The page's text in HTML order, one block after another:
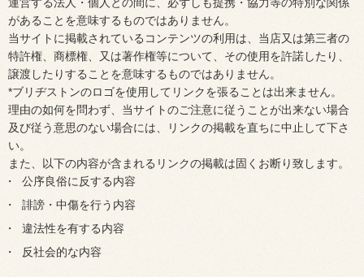
があることを意味するものではありません。
当サイトに掲載されているコンテンツの利用は、当店又は第三者の
特許権、商標権、又は著作権等について、その使用を許諾したり、
譲渡したりすることを意味するものではありません。
*ブリヂストンのロゴを使用してリンクを張ることは出来ません。
理由の如何を問わず、当サイトのご注意に従うことが出来ない場合
及び従う意思のない場合には、リンクの掲載を直ちに中止して下さ
い。
また、以下の内容が含まれるリンクの掲載は固くお断り致します。
公序良俗に反する内容
誹謗・中傷を行う内容
違法性を有する内容
反社会的な内容